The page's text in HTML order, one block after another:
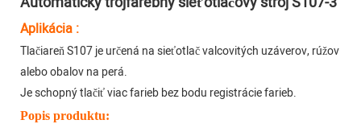
Aplikácia :
Tlačiareň S107 je určená na sieťotlač valcovitých uzáverov, rúžov
​​alebo obalov na perá.
Je schopný tlačiť viac farieb bez bodu registrácie farieb.
Popis produktu: